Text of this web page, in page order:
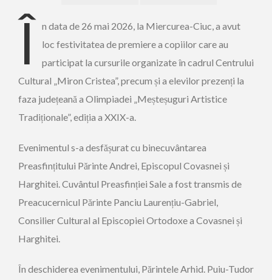
Î n data de 26 mai 2026, la Miercurea-Ciuc, a avut
loc festivitatea de premiere a copiilor care au
participat la cursurile organizate în cadrul Centrului
Cultural „Miron Cristea”, precum și a elevilor prezenți la
faza județeană a Olimpiadei „Meșteșuguri Artistice
Tradiționale”, ediția a XXIX-a.
Evenimentul s-a desfășurat cu binecuvântarea
Preasfințitului Părinte Andrei, Episcopul Covasnei și
Harghitei. Cuvântul Preasfinției Sale a fost transmis de
Preacucernicul Părinte Panciu Laurențiu-Gabriel,
Consilier Cultural al Episcopiei Ortodoxe a Covasnei și
Harghitei.
În deschiderea evenimentului, Părintele Arhid. Puiu-Tudor